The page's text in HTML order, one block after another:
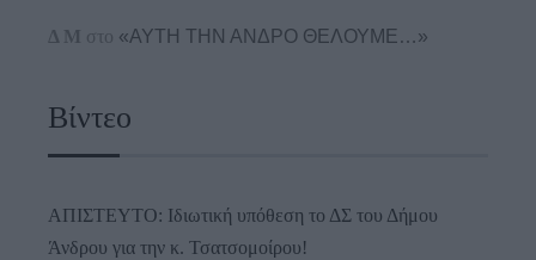
Δ Μ στο «ΑΥΤΗ ΤΗΝ ΑΝΔΡΟ ΘΕΛΟΥΜΕ…»
Βίντεο
ΑΠΙΣΤΕΥΤΟ: Ιδιωτική υπόθεση το ΔΣ του Δήμου
Άνδρου για την κ. Τσατσομοίρου!